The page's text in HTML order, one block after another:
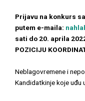
Prijavu na konkurs
putem e-maila:
sati do 20. aprila
POZICIJU
Neblagovremene i
Kandidatkinje koje uđu